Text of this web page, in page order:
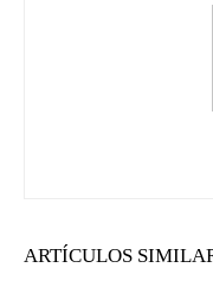
ARTÍCULOS